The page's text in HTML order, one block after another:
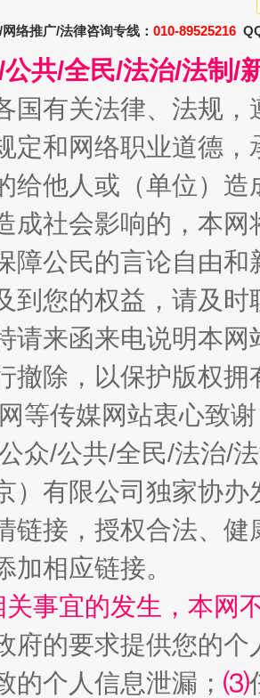
火 生生不息 一
库”的免责幌子
段成刚被判无期 从幼
络推广/法律咨询专线： 010-89525216
共/全民/法治/法制/
国有关法律、法规
定和网络职业道德
给他人或（单位）
成社会影响的，本
障公民的言论自由
到您的权益，请及
请来函来电说明本
撤除，以保护版权
等传媒网站衷心致
众/公共/全民/法治/
）有限公司独家协
链接，授权合法、
加相应链接。
关事宜的发生，本网
府的要求提供您的个
的个人信息泄漏； ⑶